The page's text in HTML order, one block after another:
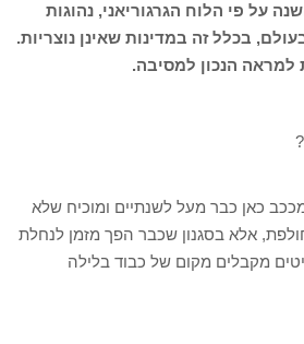
על פי הלוח הגרגוריאני, נהוגות
בכלל זה במדינות שאינן נוצריות.
למראה הנכון למסיבה.
כאן כבר מעל לשנתיים ומוכיח שלא
אלא בסגנון שכבר הפך מזמן לנחלת
מקבלים מקום של כבוד בלילה